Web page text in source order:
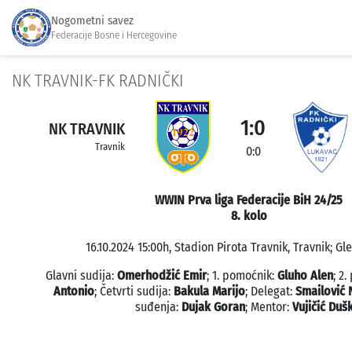
Nogometni savez
Federacije Bosne i Hercegovine
NK TRAVNIK-FK RADNIČKI
NK TRAVNIK
Travnik
1:0
0:0
WWIN Prva liga Federacije BiH 24/25
8. kolo
16.10.2024 15:00h, Stadion Pirota Travnik, Travnik;
Glavni sudija: Omerhodžić Emir; 1. pomoćnik: Gluho Alen; 2.
Antonio; Četvrti sudija: Bakula Marijo; Delegat: Smailović
suđenja: Dujak Goran; Mentor: Vujičić